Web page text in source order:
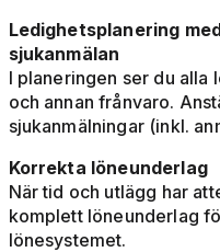
Ledighetsplanering
sjukanmälan
I planeringen ser du alla
och annan frånvaro.
sjukanmälningar (inkl.
Korrekta löneunderlag
När tid och utlägg har
komplett löneunderlag
lönesystemet.